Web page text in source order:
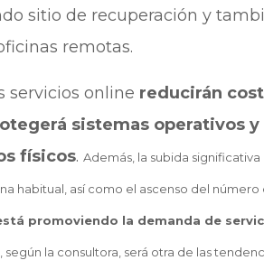
sitio de recuperación y
remotas.
servicios online reducirán
sistemas operativos y
físicos. Además, la subida significativa
habitual, así como el ascenso del número
promoviendo la demanda de
según la consultora, será otra de las